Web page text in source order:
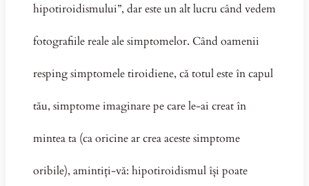
hipotiroidismului”, dar este un alt lucru când vedem
fotografiile reale ale simptomelor. Când oamenii
resping simptomele tiroidiene, că totul este în capul
tău, simptome imaginare pe care le-ai creat în
mintea ta (ca oricine ar crea aceste simptome
oribile), amintiți-vă: hipotiroidismul își poate